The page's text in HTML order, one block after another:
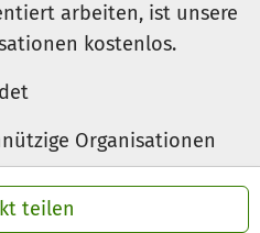
teilen
arbeiten, ist unsere
kostenlos.
Organisationen
Zweck